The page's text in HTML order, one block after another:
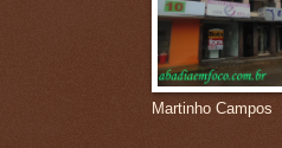
Martinho Campos